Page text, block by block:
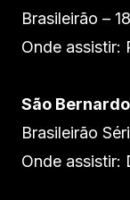
Brasileirão –
Onde assistir:
São
Brasileirão
Onde assistir: